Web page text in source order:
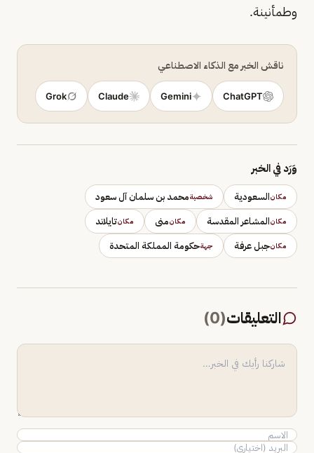
وطمأنينة.
ناقش الخبر مع الذكاء الاصطناعي
ChatGPT
Gemini
Claude
Grok
وَرَد في الخبر
مكانالسعودية شخصيةمحمد بن سلمان آل سعود
مكانالمشاعر المقدسة مكانمنى مكانتايلاند
مكانجبل عرفة جهةحكومة المملكة المتحدة
التعليقات(
0
)